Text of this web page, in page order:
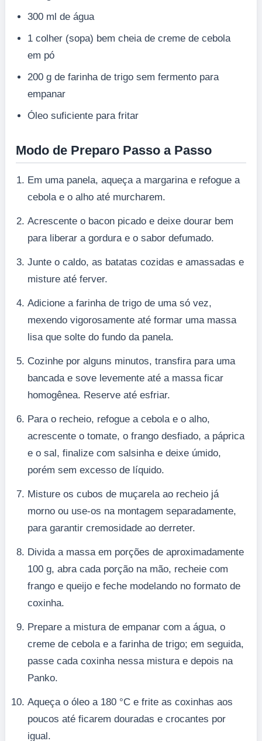
300 ml de água
1 colher (sopa) bem cheia de creme de cebola
em pó
200 g de farinha de trigo sem fermento para
empanar
Óleo suficiente para fritar
Modo de Preparo Passo a Passo
Em uma panela, aqueça a margarina e refogue a
cebola e o alho até murcharem.
Acrescente o bacon picado e deixe dourar bem
para liberar a gordura e o sabor defumado.
Junte o caldo, as batatas cozidas e amassadas e
misture até ferver.
Adicione a farinha de trigo de uma só vez,
mexendo vigorosamente até formar uma massa
lisa que solte do fundo da panela.
Cozinhe por alguns minutos, transfira para uma
bancada e sove levemente até a massa ficar
homogênea. Reserve até esfriar.
Para o recheio, refogue a cebola e o alho,
acrescente o tomate, o frango desfiado, a páprica
e o sal, finalize com salsinha e deixe úmido,
porém sem excesso de líquido.
Misture os cubos de muçarela ao recheio já
morno ou use-os na montagem separadamente,
para garantir cremosidade ao derreter.
Divida a massa em porções de aproximadamente
100 g, abra cada porção na mão, recheie com
frango e queijo e feche modelando no formato de
coxinha.
Prepare a mistura de empanar com a água, o
creme de cebola e a farinha de trigo; em seguida,
passe cada coxinha nessa mistura e depois na
Panko.
Aqueça o óleo a 180 °C e frite as coxinhas aos
poucos até ficarem douradas e crocantes por
igual.